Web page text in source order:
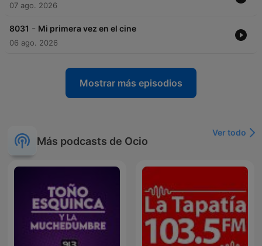
07 ago. 2026
8031 - Mi primera vez en el cine
06 ago. 2026
Mostrar más episodios
Más podcasts de Ocio
Ver todo